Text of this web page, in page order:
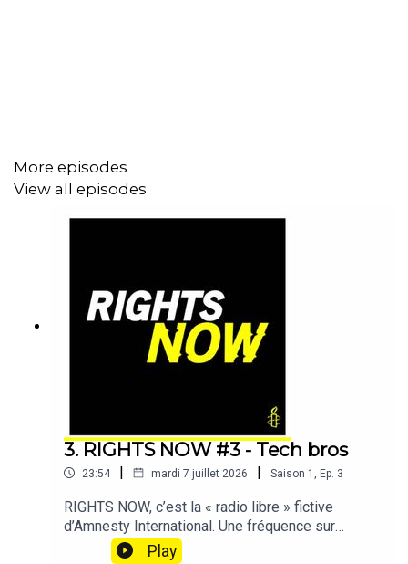
propagande délirante, selon la Procureure.
écrite par Tanguy Blum
produite par Sonique – Le Studio
Idée originale et suivi éditorial : Nicolas Foucher
Direction artistique & production : Christophe Payet
Réalisation : Lucile Aussel
Chargée de production : Emma Biabiany
Avec les voix de :
More episodes
View all episodes
3. RIGHTS NOW #3 - Tech bros
23:54 | mardi 7 juillet 2026 | Saison 1 Ep. 3
RIGHTS NOW, c’est la « radio libre » fictive
d’Amnesty International. Une fréquence sur
laquelle s’organise la résistance, dans un futur où
Play